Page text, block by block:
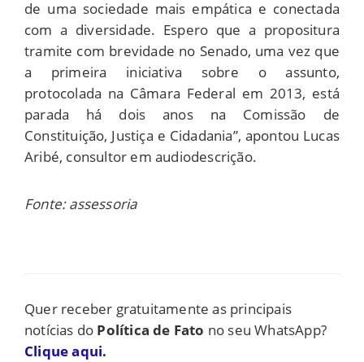
de uma sociedade mais empática e conectada
com a diversidade. Espero que a propositura
tramite com brevidade no Senado, uma vez que
a primeira iniciativa sobre o assunto,
protocolada na Câmara Federal em 2013, está
parada há dois anos na Comissão de
Constituição, Justiça e Cidadania”, apontou Lucas
Aribé, consultor em audiodescrição.
Fonte: assessoria
Quer receber gratuitamente as principais
notícias do Política de Fato no seu WhatsApp?
Clique aqui.